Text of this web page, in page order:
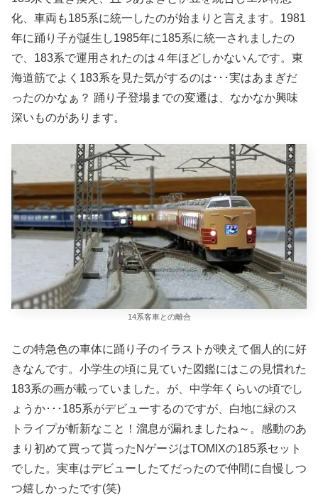
化、車両も185系に統一したのが始まりと言えます。1981
年に踊り子が誕生し1985年に185系に統一されましたの
で、183系で運用されたのは４年ほどしかないんです。東
海道筋でよく183系を見た気がするのは･･･実はあまぎだ
ったのかなぁ？ 踊り子登場までの変遷は、なかなか興味
深いものがあります。
14系客車との離合
この特急色の車体に踊り子のイラストが映えて個人的に好
きなんです。小学生の頃に見ていた図鑑にはこの見慣れた
183系の画が載っていました。が、中学年くらいの頃でし
ょうか･･･185系がデビューするのですが、白地に緑のス
トライプが斬新なこと！溜息が漏れましたね～。感動のあ
まり初めて買って貰ったNゲージはTOMIXの185系セット
でした。実車はデビューしたてだったので仲間に自慢しつ
つ嬉しかったです(笑)